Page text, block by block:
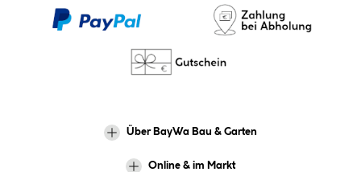
Über BayWa Bau & Garten
Online & im Markt